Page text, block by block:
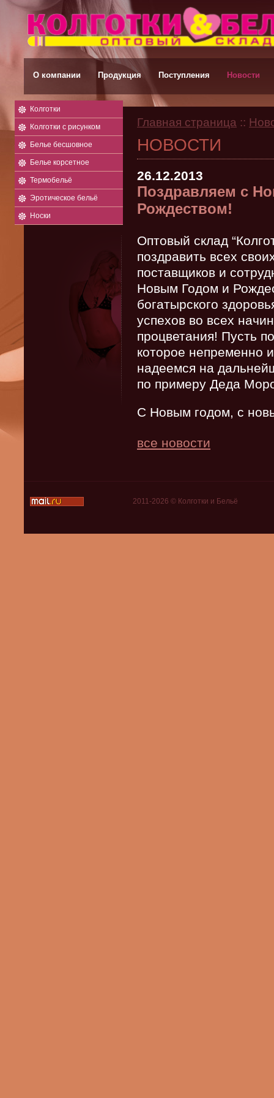
О компании Продукция Поступления Новости
Колготки
Колготки с рисунком
Белье бесшовное
Белье корсетное
Термобельё
Эротическое бельё
Носки
Главная страница ::
НОВОСТИ
26.12.2013
Поздравляем с
Рождеством!
Оптовый склад
поздравить всех
поставщиков и
Новым Годом и
богатырского
успехов во всех
процветания! Пусть
которое непременно
надеемся на
по примеру Деда
С Новым годом, с
все новости
2011-2026 © Колготки и Бельё